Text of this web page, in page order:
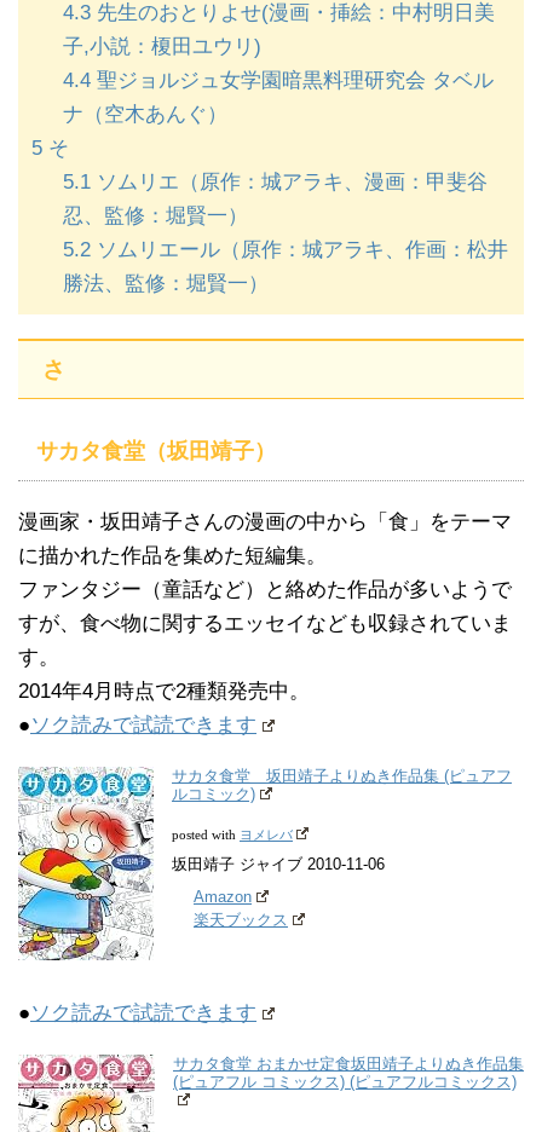
4.3先生のおとりよせ(漫画・挿絵：中村明日美
子,小説：榎田ユウリ)
4.4聖ジョルジュ女学園暗黒料理研究会 タベル
ナ（空木あんぐ）
5 そ
5.1ソムリエ（原作：城アラキ、漫画：甲斐谷
忍、監修：堀賢一）
5.2ソムリエール（原作：城アラキ、作画：松井
勝法、監修：堀賢一）
さ
サカタ食堂（坂田靖子）
漫画家・坂田靖子さんの漫画の中から「食」をテーマ
に描かれた作品を集めた短編集。
ファンタジー（童話など）と絡めた作品が多いようで
すが、食べ物に関するエッセイなども収録されていま
す。
2014年4月時点で2種類発売中。
●ソク読みで試読できます
サカタ食堂 坂田靖子よりぬき作品集 (ピュアフ
ルコミック)
posted with ヨメレバ
坂田靖子 ジャイブ 2010-11-06
Amazon
楽天ブックス
●ソク読みで試読できます
サカタ食堂 おまかせ定食坂田靖子よりぬき作品集
(ピュアフル コミックス) (ピュアフルコミックス)